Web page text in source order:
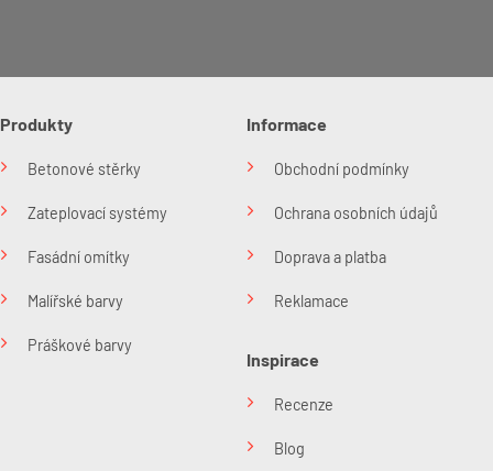
Produkty
Betonové stěrky
Zateplovací systémy
Fasádní omítky
Malířské barvy
Práškové barvy
Informace
Obchodní podmínky
Ochrana osobních údajů
Doprava a platba
Reklamace
Inspirace
Recenze
Blog